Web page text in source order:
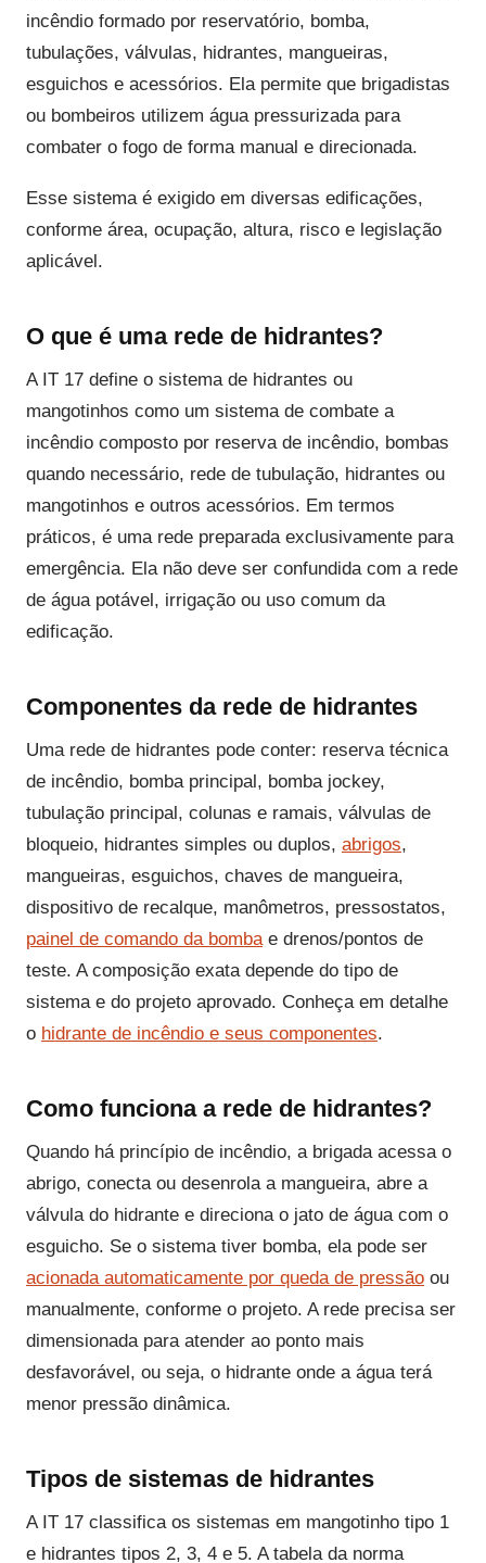
incêndio formado por reservatório, bomba,
tubulações, válvulas, hidrantes, mangueiras,
esguichos e acessórios. Ela permite que brigadistas
ou bombeiros utilizem água pressurizada para
combater o fogo de forma manual e direcionada.
Esse sistema é exigido em diversas edificações,
conforme área, ocupação, altura, risco e legislação
aplicável.
O que é uma rede de hidrantes?
A IT 17 define o sistema de hidrantes ou
mangotinhos como um sistema de combate a
incêndio composto por reserva de incêndio, bombas
quando necessário, rede de tubulação, hidrantes ou
mangotinhos e outros acessórios. Em termos
práticos, é uma rede preparada exclusivamente para
emergência. Ela não deve ser confundida com a rede
de água potável, irrigação ou uso comum da
edificação.
Componentes da rede de hidrantes
Uma rede de hidrantes pode conter: reserva técnica
de incêndio, bomba principal, bomba jockey,
tubulação principal, colunas e ramais, válvulas de
bloqueio, hidrantes simples ou duplos, abrigos,
mangueiras, esguichos, chaves de mangueira,
dispositivo de recalque, manômetros, pressostatos,
painel de comando da bombae drenos/pontos de
teste. A composição exata depende do tipo de
sistema e do projeto aprovado. Conheça em detalhe
o hidrante de incêndio e seus componentes.
Como funciona a rede de hidrantes?
Quando há princípio de incêndio, a brigada acessa o
abrigo, conecta ou desenrola a mangueira, abre a
válvula do hidrante e direciona o jato de água com o
esguicho. Se o sistema tiver bomba, ela pode ser
acionada automaticamente por queda de pressão ou
manualmente, conforme o projeto. A rede precisa ser
dimensionada para atender ao ponto mais
desfavorável, ou seja, o hidrante onde a água terá
menor pressão dinâmica.
Tipos de sistemas de hidrantes
A IT 17 classifica os sistemas em mangotinho tipo 1
e hidrantes tipos 2, 3, 4 e 5. A tabela da norma